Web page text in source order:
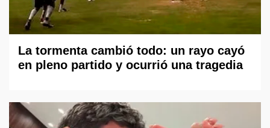
La tormenta cambió todo: un rayo cayó
en pleno partido y ocurrió una tragedia